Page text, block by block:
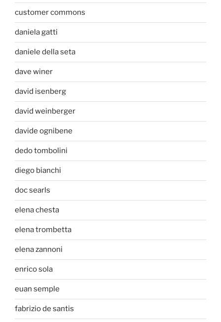
customer commons
daniela gatti
daniele della seta
dave winer
david isenberg
david weinberger
davide ognibene
dedo tombolini
diego bianchi
doc searls
elena chesta
elena trombetta
elena zannoni
enrico sola
euan semple
fabrizio de santis